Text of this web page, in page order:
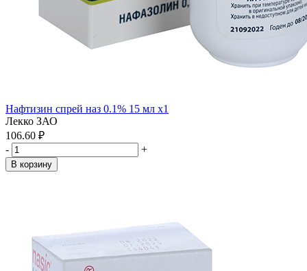
Нафтизин спрей наз 0.1% 15 мл x1
Лекко ЗАО
106.60 ₽
-
+
В корзину